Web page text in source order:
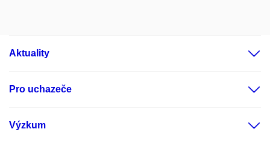
Aktuality
Pro uchazeče
Výzkum